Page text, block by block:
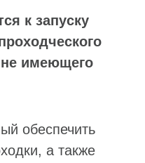
к запуску
имеющего
обеспечить
а также